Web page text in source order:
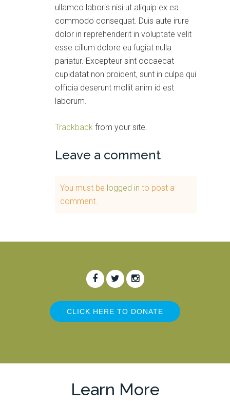
ullamco laboris nisi ut aliquip ex ea
commodo consequat. Duis aute irure
dolor in reprehenderit in voluptate velit
esse cillum dolore eu fugiat nulla
pariatur. Excepteur sint occaecat
cupidatat non proident, sunt in culpa qui
officia deserunt mollit anim id est
laborum.
Trackbackfrom your site.
Leave a comment
You must be logged in to post a
comment.
CLICK HERE TO DONATE
Learn More